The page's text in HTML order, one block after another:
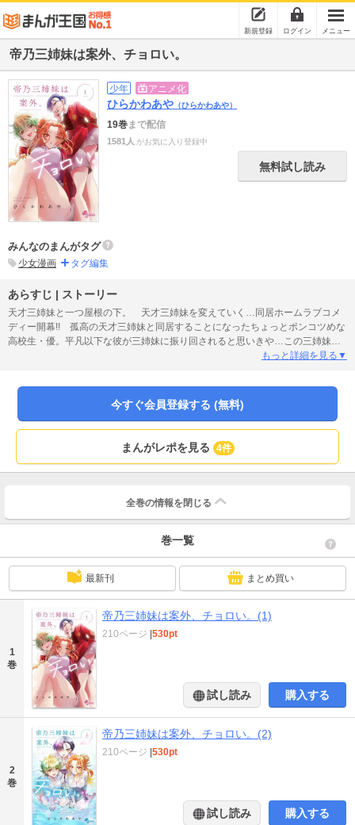
新規登録 ログイン メニュー
帝乃三姉妹は案外、チョロい。
少年 アニメ化
ひらかわあや （ひらかわあや）
19巻まで配信
1581人 がお気に入り登録中
無料試し読み
みんなのまんがタグ
少女漫画 タグ編集
あらすじ | ストーリー
天才三姉妹と一つ屋根の下。 天才三姉妹を変えていく…同居ホームラブコメ
ディー開幕!! 孤高の天才三姉妹と同居することになったちょっとポンコツめな
高校生・優。平凡以下な彼が三姉妹に振り回されると思いきや…この三姉妹、
案外、チョロい――？ 優との生活で変わっていく三姉妹の心模様。才色兼備
もっと詳細を見る▼
今すぐ会員登録する (無料)
まんがレポを見る 4件
全巻の情報を 閉じる
巻一覧
最新刊 まとめ買い
1
巻
帝乃三姉妹は案外、チョロい。(1)
210ページ |530pt
試し読み 購入する
2
巻
帝乃三姉妹は案外、チョロい。(2)
210ページ |530pt
試し読み 購入する